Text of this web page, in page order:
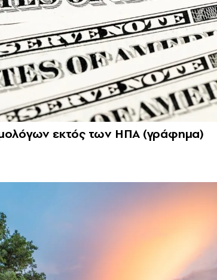
εκτός των ΗΠΑ (γράφημα)